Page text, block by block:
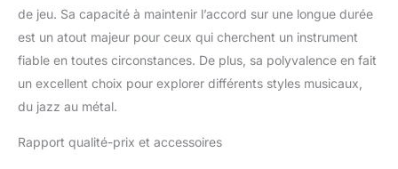
de jeu. Sa capacité à maintenir l’accord sur une longue durée
est un atout majeur pour ceux qui cherchent un instrument
fiable en toutes circonstances. De plus, sa polyvalence en fait
un excellent choix pour explorer différents styles musicaux,
du jazz au métal.
Rapport qualité-prix et accessoires